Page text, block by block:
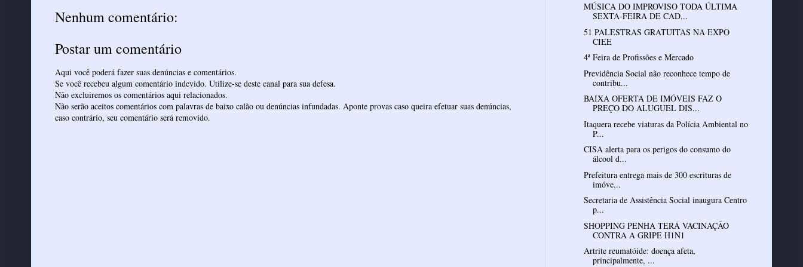
Nenhum comentário:
Postar um comentário
Aqui você poderá fazer suas denúncias e comentários.
Se você recebeu algum comentário indevido. Utilize-se deste canal para sua defesa.
Não excluiremos os comentários aqui relacionados.
Não serão aceitos comentários com palavras de baixo calão ou denúncias infundadas. Aponte provas caso queira efetuar suas denúncias,
caso contrário, seu comentário será removido.
MÚSICA DO IMPROVISO TODA ÚLTIMA
SEXTA-FEIRA DE CAD...
51 PALESTRAS GRATUITAS NA EXPO
CIEE
4ª Feira de Profissões e Mercado
Previdência Social não reconhece tempo de
contribu...
BAIXA OFERTA DE IMÓVEIS FAZ O
PREÇO DO ALUGUEL DIS...
Itaquera recebe viaturas da Polícia Ambiental no
P...
CISA alerta para os perigos do consumo do
álcool d...
Prefeitura entrega mais de 300 escrituras de
imóve...
Secretaria de Assistência Social inaugura Centro
p...
SHOPPING PENHA TERÁ VACINAÇÃO
CONTRA A GRIPE H1N1
Artrite reumatóide: doença afeta,
principalmente, ...